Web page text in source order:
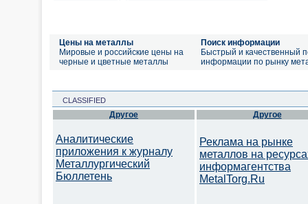
Цены на металлы
Мировые и российские цены на
черные и цветные металлы
Поиск информации
Быстрый и качественный
информации по рынку
CLASSIFIED
Другое
Аналитические
приложения к журналу
Металлургический
Бюллетень
Другое
Реклама на рынке
металлов на
информагентства
MetalTorg.Ru